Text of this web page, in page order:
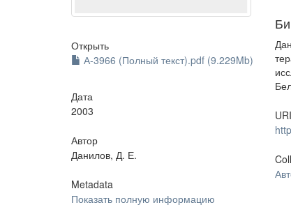
Открыть
А-3966 (Полный текст).pdf (9.229Mb)
Дата
2003
Автор
Данилов, Д. Е.
Metadata
Показать полную информацию
URI